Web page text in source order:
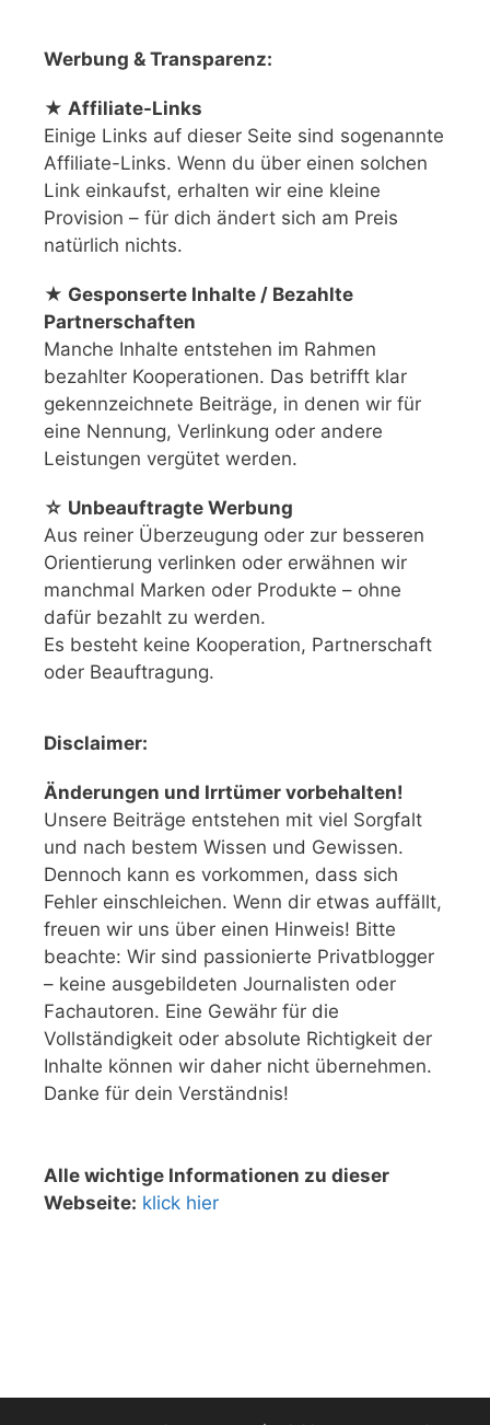
Werbung & Transparenz:
★ Affiliate-Links
Einige Links auf dieser Seite sind sogenannte
Affiliate-Links. Wenn du über einen solchen
Link einkaufst, erhalten wir eine kleine
Provision – für dich ändert sich am Preis
natürlich nichts.
★ Gesponserte Inhalte / Bezahlte
Partnerschaften
Manche Inhalte entstehen im Rahmen
bezahlter Kooperationen. Das betrifft klar
gekennzeichnete Beiträge, in denen wir für
eine Nennung, Verlinkung oder andere
Leistungen vergütet werden.
☆ Unbeauftragte Werbung
Aus reiner Überzeugung oder zur besseren
Orientierung verlinken oder erwähnen wir
manchmal Marken oder Produkte – ohne
dafür bezahlt zu werden.
Es besteht keine Kooperation, Partnerschaft
oder Beauftragung.
Disclaimer:
Änderungen und Irrtümer vorbehalten!
Unsere Beiträge entstehen mit viel Sorgfalt
und nach bestem Wissen und Gewissen.
Dennoch kann es vorkommen, dass sich
Fehler einschleichen. Wenn dir etwas auffällt,
freuen wir uns über einen Hinweis! Bitte
beachte: Wir sind passionierte Privatblogger
– keine ausgebildeten Journalisten oder
Fachautoren. Eine Gewähr für die
Vollständigkeit oder absolute Richtigkeit der
Inhalte können wir daher nicht übernehmen.
Danke für dein Verständnis!
Alle wichtige Informationen zu dieser
Webseite: klick hier